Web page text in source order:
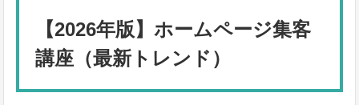
【2026年版】ホームページ集客
講座（最新トレンド）